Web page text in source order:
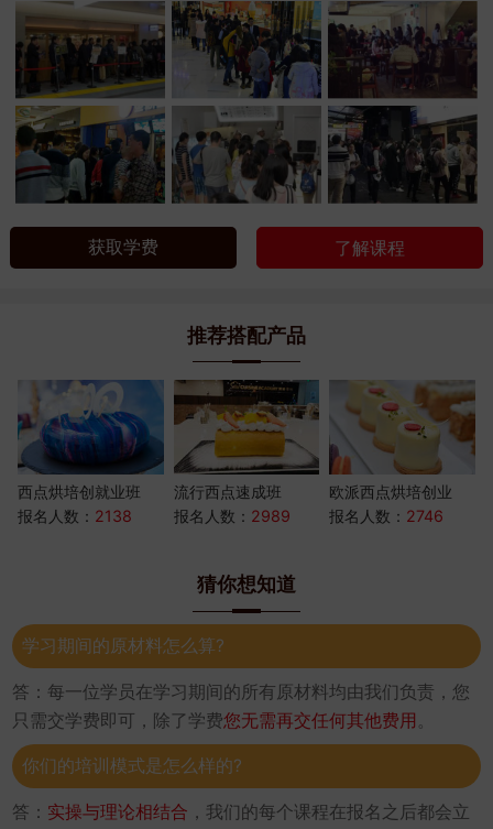
获取学费 了解课程
推荐搭配产品
西点烘培创就业班
报名人数： 2138
流行西点速成班
报名人数： 2989
欧派西点烘培创业
报名人数： 2746
猜你想知道
学习期间的原材料怎么算?
答：每一位学员在学习期间的所有原材料均由我们负责，您
只需交学费即可，除了学费您无需再交任何其他费用 。
你们的培训模式是怎么样的?
答： 实操与理论相结合 ，我们的每个课程在报名之后都会立